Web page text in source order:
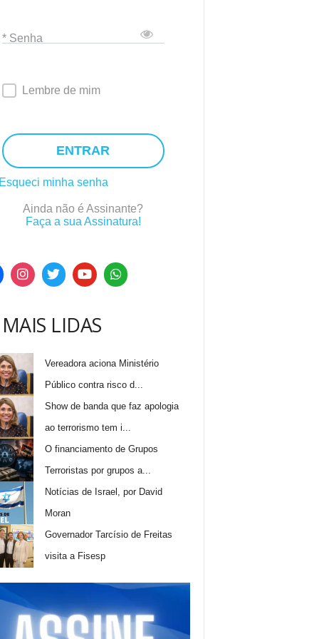
* Senha
Lembre de mim
ENTRAR
minha senha
Ainda não é Assinante?
Faça a sua Assinatura!
LIDAS
Vereadora aciona Ministério
Público contra risco d...
Show de banda que faz apologia
ao terrorismo tem i...
O financiamento de Grupos
Terroristas por grupos a...
Notícias de Israel, por David
Moran
Governador Tarcísio de Freitas
visita a Fisesp